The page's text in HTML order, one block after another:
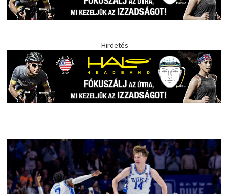
Hirdetés